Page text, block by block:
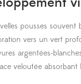
pousses souvent
vers un vert
argentées-
veloutée absorbant